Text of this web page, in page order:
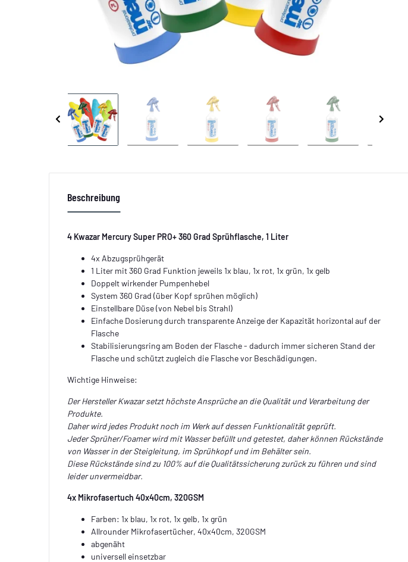
Beschreibung
4 Kwazar Mercury Super PRO+ 360 Grad Sprühflasche, 1 Liter
4x Abzugsprühgerät
1 Liter mit 360 Grad Funktion jeweils 1x blau, 1x rot, 1x grün, 1x gelb
Doppelt wirkender Pumpenhebel
System 360 Grad (über Kopf sprühen möglich)
Einstellbare Düse (von Nebel bis Strahl)
Einfache Dosierung durch transparente Anzeige der Kapazität horizontal auf der
Flasche
Stabilisierungsring am Boden der Flasche - dadurch immer sicheren Stand der
Flasche und schützt zugleich die Flasche vor Beschädigungen.
Wichtige Hinweise:
Der Hersteller Kwazar setzt höchste Ansprüche an die Qualität und Verarbeitung der
Produkte.
Daher wird jedes Produkt noch im Werk auf dessen Funktionalität geprüft.
Jeder Sprüher/Foamer wird mit Wasser befüllt und getestet, daher können Rückstände
von Wasser in der Steigleitung, im Sprühkopf und im Behälter sein.
Diese Rückstände sind zu 100% auf die Qualitätssicherung zurück zu führen und sind
leider unvermeidbar.
4x Mikrofasertuch 40x40cm, 320GSM
Farben: 1x blau, 1x rot, 1x gelb, 1x grün
Allrounder Mikrofasertücher, 40x40cm, 320GSM
abgenäht
universell einsetzbar